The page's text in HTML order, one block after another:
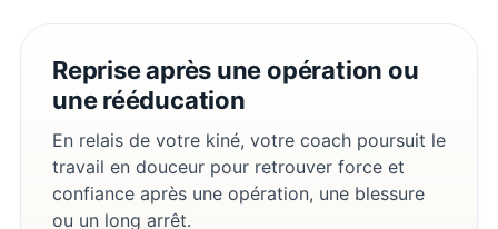
Reprise après une opération ou
une rééducation
En relais de votre kiné, votre coach poursuit le
travail en douceur pour retrouver force et
confiance après une opération, une blessure
ou un long arrêt.